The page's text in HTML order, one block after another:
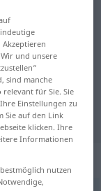
für
und unsere
sind manche
für Sie. Sie
Einstellungen zu
Sie auf den Link
klicken. Ihre
Informationen
nutzen